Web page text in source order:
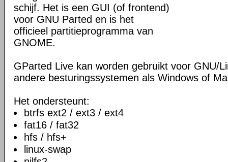
schijf. Het is een GUI (of frontend)
voor GNU Parted en is het
officieel partitieprogramma van
GNOME.
GParted Live kan worden gebruikt voor GNU/
andere besturingssystemen als Windows of
Het ondersteunt:
btrfs ext2 / ext3 / ext4
fat16 / fat32
hfs / hfs+
linux-swap